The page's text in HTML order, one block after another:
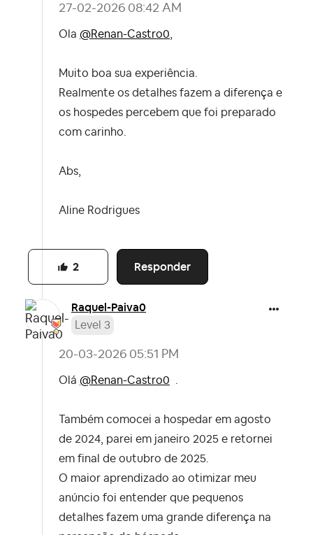
‎27-02-2026 08:42 AM
Ola @Renan-Castro0
Muito boa sua experiência.
Realmente os detalhes fazem a diferença e
os hospedes percebem que foi preparado
com carinho.
Abs,
Aline Rodrigues
Responder
2
Raquel-Paiva0
Level 3
‎20-03-2026 05:51 PM
Olá @Renan-Castro0
Também comocei a hospedar em agosto
de 2024, parei em janeiro 2025 e retornei
em final de outubro de 2025.
O maior aprendizado ao otimizar meu
anúncio foi entender que pequenos
detalhes fazem uma grande diferença na